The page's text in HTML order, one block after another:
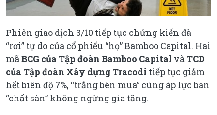
Phiên giao dịch 3/10 tiếp tục chứng kiến đà
“rơi” tự do của cổ phiếu “họ” Bamboo Capital. Hai
mãBCG của Tập đoàn Bamboo Capital và TCD
của Tập đoàn Xây dựng Tracodi tiếp tục giảm
hết biên độ 7%, “trắng bên mua” cùng áp lực bán
“chất sàn” không ngừng gia tăng.